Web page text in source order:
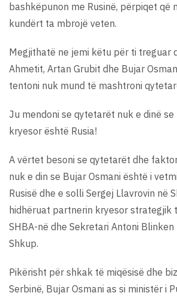
bashkëpunon me Rusinë, përpiqet që
kundërt ta mbrojë veten.
Megjithatë ne jemi këtu për ti treguar
Ahmetit, Artan Grubit dhe Bujar
tentoni nuk mund të mashtroni
Ju mendoni se qytetarët nuk e dinë
kryesor është Rusia!
A vërtet besoni se qytetarët dhe
nuk e din se Bujar Osmani është i
Rusisë dhe e solli Sergej Llavrovin në
hidhëruat partnerin kryesor strategjik
SHBA-në dhe Sekretari Antoni Blinken
Shkup.
Pikërisht për shkak të miqësisë dhe
Serbinë, Bujar Osmani as si ministër i